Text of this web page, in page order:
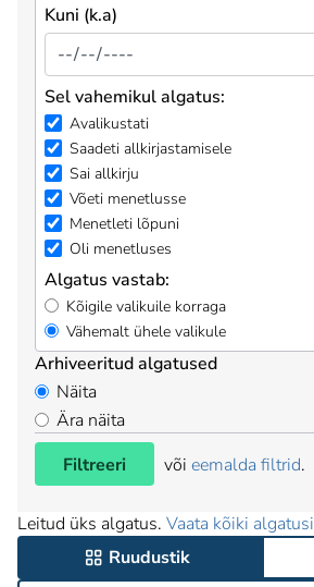
Kuni (k.a)
Sel vahemikul algatus:
Avalikustati
Saadeti allkirjastamisele
Sai allkirju
Võeti menetlusse
Menetleti lõpuni
Oli menetluses
Algatus vastab:
Kõigile valikuile korraga
Vähemalt ühele valikule
Arhiveeritud algatused
Näita
Ära näita
Filtreeri
või eemalda filtrid.
Leitud üks algatus. Vaata kõiki algatusi
Ruudustik